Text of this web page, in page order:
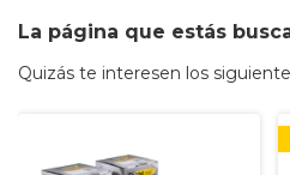
La página que estás
Quizás te interesen los